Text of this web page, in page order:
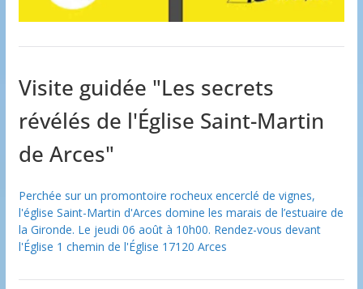
Visite guidée "Les secrets
révélés de l'Église Saint-Martin
de Arces"
Perchée sur un promontoire rocheux encerclé de vignes,
l'église Saint-Martin d'Arces domine les marais de l’estuaire de
la Gironde. Le jeudi 06 août à 10h00. Rendez-vous devant
l'Église 1 chemin de l'Église 17120 Arces